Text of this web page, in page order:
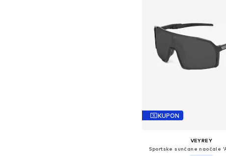
KUPON
VEYREY
Sportske sunčane naočale